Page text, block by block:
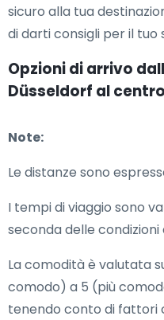
sicuro alla tua
di darti consigli per il tuo
Opzioni di arrivo
Düsseldorf al
Note:
Le distanze sono
I tempi di viaggio sono
seconda delle
La comodità è valutata
comodo) a 5 (più
tenendo conto di fattori